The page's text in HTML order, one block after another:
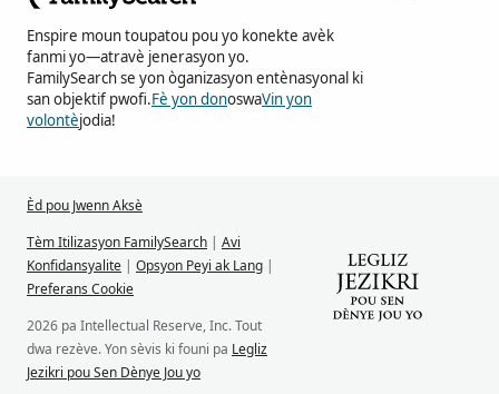
Enspire moun toupatou pou yo konekte avèk
fanmi yo—atravè jenerasyon yo.
FamilySearch se yon òganizasyon entènasyonal ki
san objektif pwofi.Fè yon donoswaVin yon
volontèjodia!
Èd pou Jwenn Aksè
Tèm Itilizasyon FamilySearch | Avi
Konfidansyalite | Opsyon Peyi ak Lang |
Preferans Cookie
2026 pa Intellectual Reserve, Inc. Tout
dwa rezève. Yon sèvis ki founi pa Legliz
Jezikri pou Sen Dènye Jou yo